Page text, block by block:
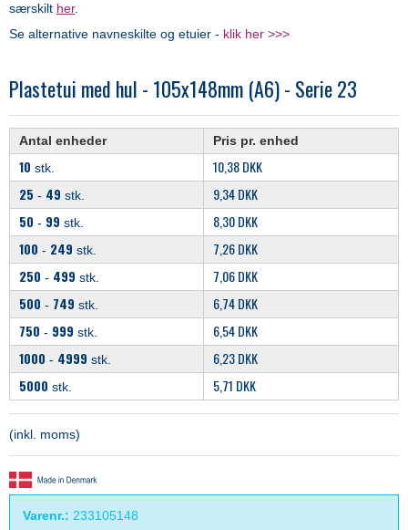
særskilt her.
Se alternative navneskilte og etuier - klik her >>>
Plastetui med hul - 105x148mm (A6) - Serie 23
Antal enheder Pris pr. enhed
10 stk.
10,38 DKK
25 - 49 stk.
9,34 DKK
50 - 99 stk.
8,30 DKK
100 - 249 stk.
7,26 DKK
250 - 499 stk.
7,06 DKK
500 - 749 stk.
6,74 DKK
750 - 999 stk.
6,54 DKK
1000 - 4999 stk.
6,23 DKK
5000 stk. 5,71 DKK
(inkl. moms)
Varenr.: 233105148